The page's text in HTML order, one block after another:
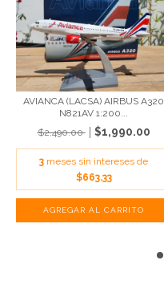
AVIANCA (LACSA) AIRBUS A320
N821AV 1:200...
$2,490.00
$1,990.00
3 meses sin intereses de
$663.33